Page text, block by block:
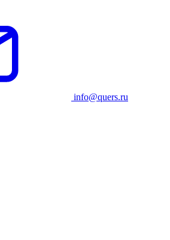
info@quers.ru